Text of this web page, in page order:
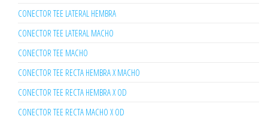
CONECTOR TEE LATERAL HEMBRA
CONECTOR TEE LATERAL MACHO
CONECTOR TEE MACHO
CONECTOR TEE RECTA HEMBRA X MACHO
CONECTOR TEE RECTA HEMBRA X OD
CONECTOR TEE RECTA MACHO X OD